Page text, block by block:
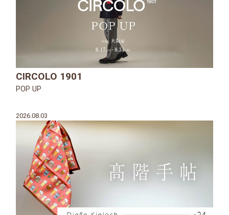
CIRCOLO 1901
POP UP
2026.08.03